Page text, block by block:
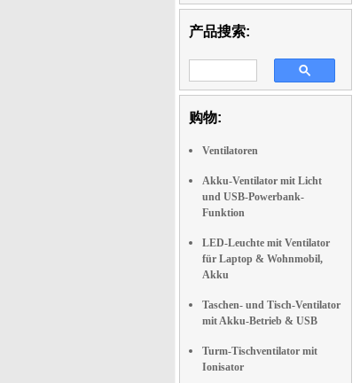
产品搜索:
购物:
Ventilatoren
Akku-Ventilator mit Licht
und USB-Powerbank-
Funktion
LED-Leuchte mit Ventilator
für Laptop & Wohnmobil,
Akku
Taschen- und Tisch-Ventilator
mit Akku-Betrieb & USB
Turm-Tischventilator mit
Ionisator